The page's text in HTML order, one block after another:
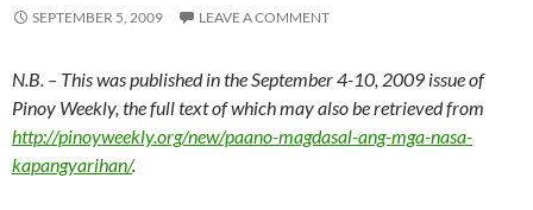
SEPTEMBER 5, 2009 LEAVE A COMMENT
N.B. – This was published in the September 4-10, 2009 issue of
Pinoy Weekly, the full text of which may also be retrieved from
http://pinoyweekly.org/new/paano-magdasal-ang-mga-nasa-
kapangyarihan/.